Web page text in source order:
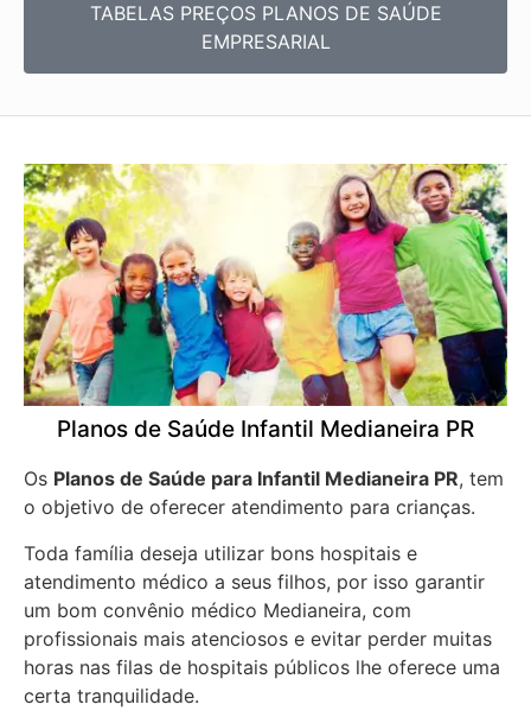
TABELAS PREÇOS PLANOS DE SAÚDE
EMPRESARIAL
Planos de Saúde Infantil Medianeira PR
Os Planos de Saúde para Infantil Medianeira PR, tem
o objetivo de oferecer atendimento para crianças.
Toda família deseja utilizar bons hospitais e
atendimento médico a seus filhos, por isso garantir
um bom convênio médico Medianeira, com
profissionais mais atenciosos e evitar perder muitas
horas nas filas de hospitais públicos lhe oferece uma
certa tranquilidade.